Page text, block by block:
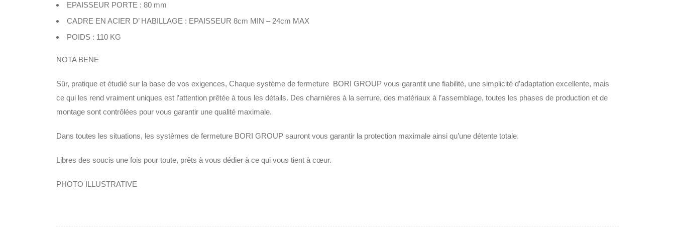
EPAISSEUR PORTE : 80 mm
CADRE EN ACIER D’ HABILLAGE : EPAISSEUR 8cm MIN – 24cm MAX
POIDS : 110 KG
NOTA BENE
Sûr, pratique et étudié sur la base de vos exigences, Chaque système de fermeture BORI GROUP vous garantit une fiabilité, une simplicité d’adaptation excellente, mais
ce qui les rend vraiment uniques est l’attention prêtée à tous les détails. Des charnières à la serrure, des matériaux à l’assemblage, toutes les phases de production et de
montage sont contrôlées pour vous garantir une qualité maximale.
Dans toutes les situations, les systèmes de fermeture BORI GROUP sauront vous garantir la protection maximale ainsi qu’une détente totale.
Libres des soucis une fois pour toute, prêts à vous dédier à ce qui vous tient à cœur.
PHOTO ILLUSTRATIVE